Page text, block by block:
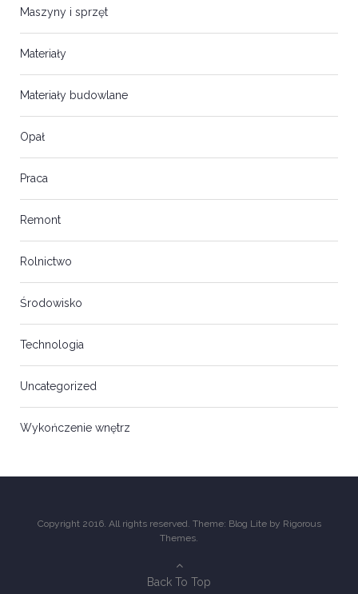
Maszyny i sprzęt
Materiały
Materiały budowlane
Opał
Praca
Remont
Rolnictwo
Środowisko
Technologia
Uncategorized
Wykończenie wnętrz
Copyright 2016. All rights reserved. Theme: Blog Lite by Rigorous
Themes.
Back To Top